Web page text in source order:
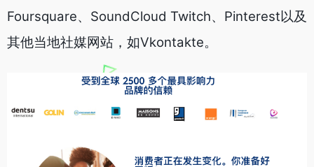
Foursquare、SoundCloud Twitch、Pinterest以及
其他当地社媒网站，如Vkontakte。